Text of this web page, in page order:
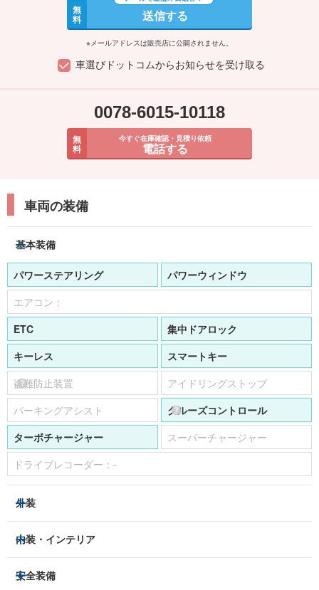
無
料 送信する
※メールアドレスは販売店に公開されません。
車選びドットコムからお知らせを受け取る
0078-6015-10118
無
料
今すぐ在庫確認・見積り依頼
電話する
車両の装備
基本装備
パワーステアリング
パワーウィンドウ
エアコン：
ETC
集中ドアロック
キーレス
スマートキー
盗難防止装置
アイドリングストップ
パーキングアシスト
クルーズコントロール
ターボチャージャー
スーパーチャージャー
ドライブレコーダー： -
外装
HIDヘッドライト
アルミホイール：あり
内装・インテリア
3列シート
安全装備